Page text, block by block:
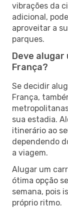
vibrações da
adicional,
aproveitar a
parques.
Deve alugar
França?
Se decidir
França,
sua estadia.
itinerário ao
dependendo
a viagem.
Alugar um
ótima opção
semana, pois
próprio ritmo.